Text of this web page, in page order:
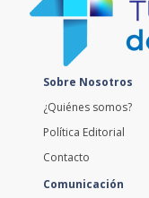
Sobre Nosotros
¿Quiénes somos?
Política Editorial
Contacto
Comunicación